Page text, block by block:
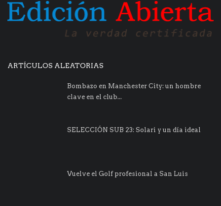
ARTÍCULOS ALEATORIAS
Bombazo en Manchester City: un hombre
clave en el club...
SELECCIÓN SUB 23: Solari y un día ideal
Vuelve el Golf profesional a San Luis